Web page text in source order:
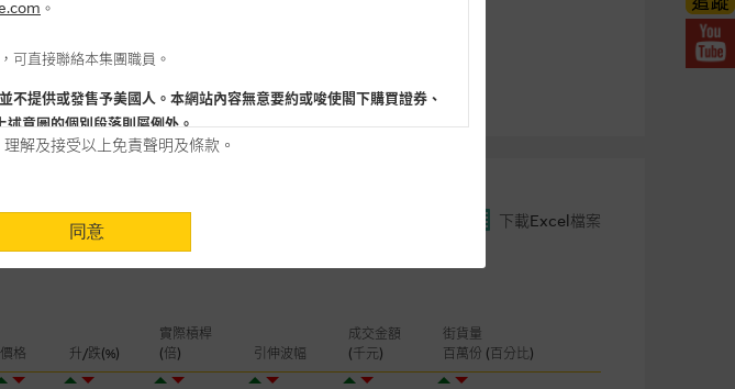
下載Excel檔案
價格 升/跌(%)
實際槓桿
(倍)
引伸波幅
成交金額
(千元)
街貨量
百萬份 (百分比)
。
可直接聯絡本集團職員。
提供或發售予美國人。本網站內容無意要約或唆使閣下購買證券、
述意圖的個別段落則屬例外。
集團並無核實所有網站內容，故就閣下的目的而言，網站內容可能
後變為明顯失實之地方。網站內容所載的意見、預測及其他資料可
不構成我們提出的意見。所用假設及參數並非唯一可以合理選擇到
作陳述，亦不保證任何所示的指示表現或回報將來會實現。過去業
均以真誠提供，然而，麥格理集團不作陳述，亦不保證網站內容在任
解及接受以上免責聲明及條款。
同意